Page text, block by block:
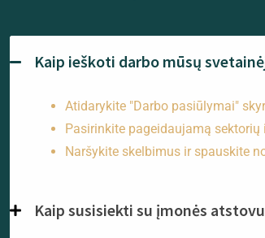
Kaip ieškoti darbo mūsų
Atidarykite "Darbo pasiūlymai"
Pasirinkite pageidaujamą sektorių
Naršykite skelbimus ir spauskite
Kaip susisiekti su įmonės